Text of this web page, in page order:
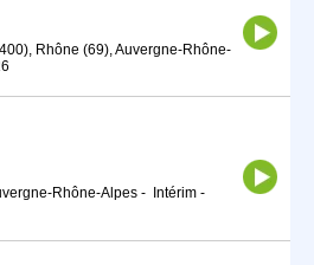
Rhône (69), Auvergne-Rhône-
Rhône-Alpes - Intérim -